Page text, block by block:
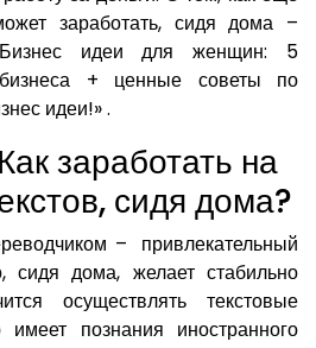
заработать, сидя дома –
идеи для женщин: 5
+ ценные советы по
идеи!» .
заработать на
сидя дома?
– привлекательный
сидя дома, желает стабильно
осуществлять текстовые
познания иностранного